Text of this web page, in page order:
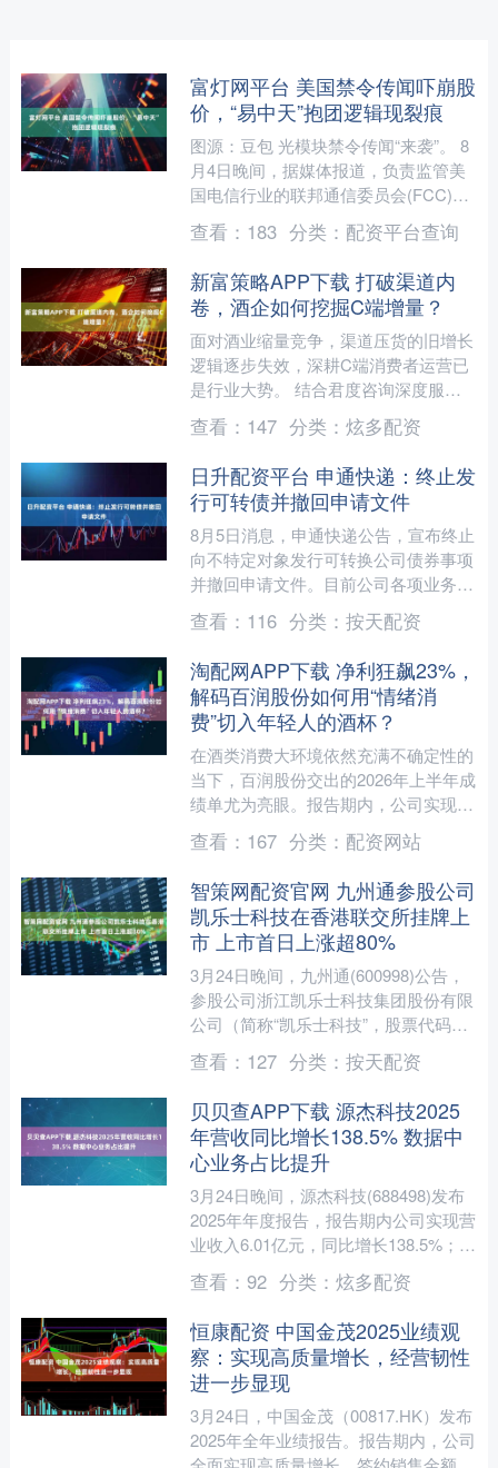
富灯网平台 美国禁令传闻吓崩股
价，“易中天”抱团逻辑现裂痕
图源：豆包 光模块禁令传闻“来袭”。 8
月4日晚间，据媒体报道，负责监管美
国电信行业的联邦通信委员会(FCC)正
在制定相关措施，计划禁止进口中国新
型号的光模块。....
查看： 183 分类： 配资平台查询
新富策略APP下载 打破渠道内
卷，酒企如何挖掘C端增量？
面对酒业缩量竞争，渠道压货的旧增长
逻辑逐步失效，深耕C端消费者运营已
是行业大势。 结合君度咨询深度服务
宋河、山庄、天佑德、滨河九粮液、华
都酒业等酒企的实战经验，....
查看： 147 分类： 炫多配资
日升配资平台 申通快递：终止发
行可转债并撤回申请文件
8月5日消息，申通快递公告，宣布终止
向不特定对象发行可转换公司债券事项
并撤回申请文件。目前公司各项业务经
营情况稳定，本次终止向不特定对象发
行可转换公司债券事项不....
查看： 116 分类： 按天配资
淘配网APP下载 净利狂飙23%，
解码百润股份如何用“情绪消
费”切入年轻人的酒杯？
在酒类消费大环境依然充满不确定性的
当下，百润股份交出的2026年上半年成
绩单尤为亮眼。报告期内，公司实现营
收16.58亿元，同比增长11.34%；归母
净利润4.....
查看： 167 分类： 配资网站
智策网配资官网 九州通参股公司
凯乐士科技在香港联交所挂牌上
市 上市首日上涨超80%
3月24日晚间，九州通(600998)公告，
参股公司浙江凯乐士科技集团股份有限
公司（简称“凯乐士科技”，股票代码：
02729.HK）于3月24日在香港联交所主
板....
查看： 127 分类： 按天配资
贝贝查APP下载 源杰科技2025
年营收同比增长138.5% 数据中
心业务占比提升
3月24日晚间，源杰科技(688498)发布
2025年年度报告，报告期内公司实现营
业收入6.01亿元，同比增长138.5%；同
期实现归属于上市公司股东的净利润
1....
查看： 92 分类： 炫多配资
恒康配资 中国金茂2025业绩观
察：实现高质量增长，经营韧性
进一步显现
3月24日，中国金茂（00817.HK）发布
2025年全年业绩报告。报告期内，公司